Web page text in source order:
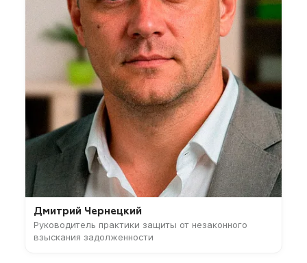
Дмитрий Чернецкий
Руководитель практики защиты от незаконного
взыскания задолженности